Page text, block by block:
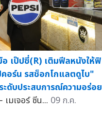
เป๊ปซี่(R) เติมฟีลหนังให้ฟิ
อร์น รสช็อกโกแลตดูไบ"
ดับประสบการณ์ความอร่อย
มเจอร์ ซีน... 09 ก.ค.